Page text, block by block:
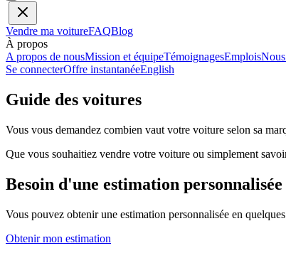
Vendre ma voitureFAQBlog
À propos
A propos de nousMission et équipeTémoignagesEmplois
Se connecterOffre instantanéeEnglish
Guide des voitures
Vous vous demandez combien vaut votre voiture selon sa
Que vous souhaitiez vendre votre voiture ou simplement
Besoin d'une estimation personnalisée
Vous pouvez obtenir une estimation personnalisée en
Obtenir mon estimation